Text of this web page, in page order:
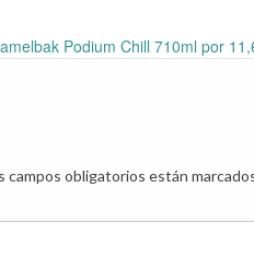
Podium Chill 710ml por
campos obligatorios están